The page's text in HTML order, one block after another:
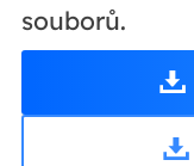
souborů.